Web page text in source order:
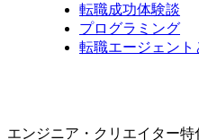
転職成功体験談
プログラミング
転職エージェント
エンジニア・クリエイター